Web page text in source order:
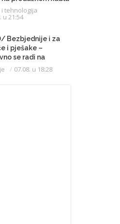
i tehnologija
u 21:54
Bezbjednije i za
i pješake –
se radi na
saobraćajnice
07.08. u 18:28